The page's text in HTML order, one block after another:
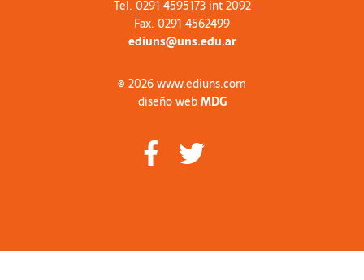
Tel. 0291 4595173 int 2092
Fax. 0291 4562499
ediuns@uns.edu.ar
© 2026 www.ediuns.com
diseño webMDG